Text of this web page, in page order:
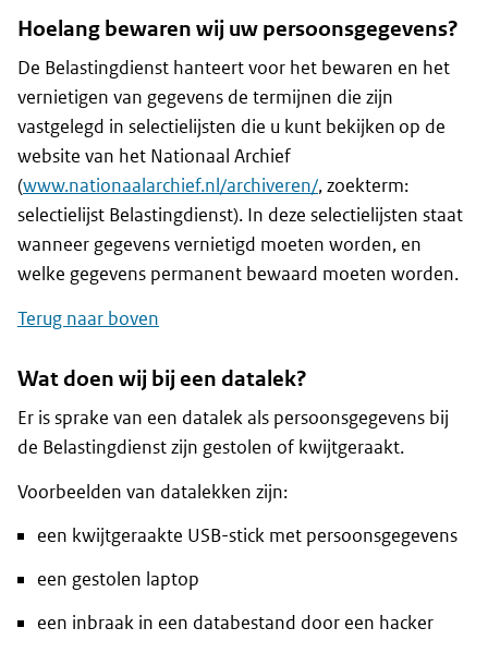
Hoelang bewaren wij uw persoonsgegevens?
De Belastingdienst hanteert voor het bewaren en het
vernietigen van gegevens de termijnen die zijn
vastgelegd in selectielijsten die u kunt bekijken op de
website van het Nationaal Archief
(www.nationaalarchief.nl/archiveren/, zoekterm:
selectielijst Belastingdienst). In deze selectielijsten staat
wanneer gegevens vernietigd moeten worden, en
welke gegevens permanent bewaard moeten worden.
Terug naar boven
Wat doen wij bij een datalek?
Er is sprake van een datalek als persoonsgegevens bij
de Belastingdienst zijn gestolen of kwijtgeraakt.
Voorbeelden van datalekken zijn:
een kwijtgeraakte USB-stick met persoonsgegevens
een gestolen laptop
een inbraak in een databestand door een hacker